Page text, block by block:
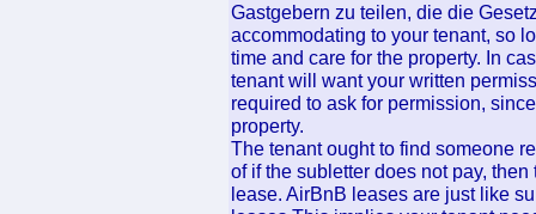
Gastgebern zu teilen, die die
accommodating to your tenant, so
time and care for the property. In
tenant will want your written
required to ask for permission,
property.
The tenant ought to find someone
of if the subletter does not pay,
lease. AirBnB leases are just like